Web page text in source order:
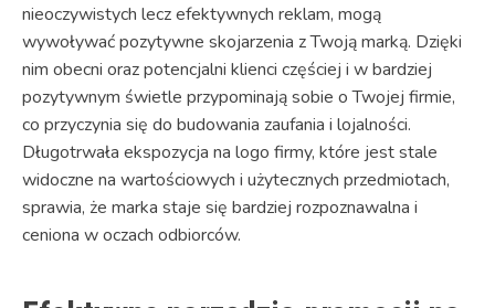
nieoczywistych lecz efektywnych reklam, mogą
wywoływać pozytywne skojarzenia z Twoją marką. Dzięki
nim obecni oraz potencjalni klienci częściej i w bardziej
pozytywnym świetle przypominają sobie o Twojej firmie,
co przyczynia się do budowania zaufania i lojalności.
Długotrwała ekspozycja na logo firmy, które jest stale
widoczne na wartościowych i użytecznych przedmiotach,
sprawia, że marka staje się bardziej rozpoznawalna i
ceniona w oczach odbiorców.